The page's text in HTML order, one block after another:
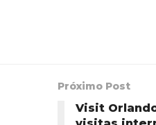
Próximo Post
Visit